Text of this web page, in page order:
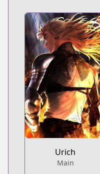
Urich
Main